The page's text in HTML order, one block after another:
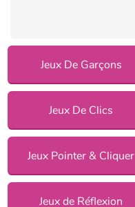
Jeux De Garçons
Jeux De Clics
Jeux Pointer & Cliquer
Jeux de Réflexion